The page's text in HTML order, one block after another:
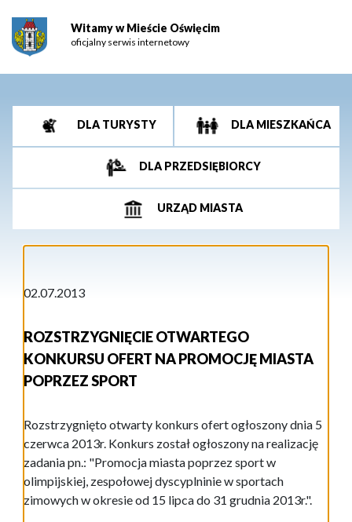
Witamy w Mieście Oświęcim
oficjalny serwis internetowy
DLA TURYSTY DLA MIESZKAŃCA
DLA PRZEDSIĘBIORCY
URZĄD MIASTA
02.07.2013
ROZSTRZYGNIĘCIE OTWARTEGO
KONKURSU OFERT NA PROMOCJĘ MIASTA
POPRZEZ SPORT
Rozstrzygnięto otwarty konkurs ofert ogłoszony dnia 5
czerwca 2013r. Konkurs został ogłoszony na realizację
zadania pn.: "Promocja miasta poprzez sport w
olimpijskiej, zespołowej dyscyplninie w sportach
zimowych w okresie od 15 lipca do 31 grudnia 2013r.".